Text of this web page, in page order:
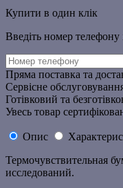
Купити в один клік
Введіть номер
Пряма поставка та
Сервісне
Готівковий та
Увесь товар
Опис
Термочувствительная
исследований.